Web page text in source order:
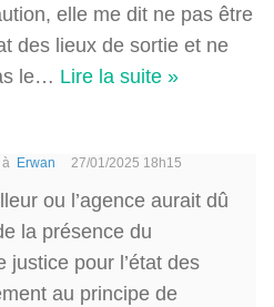
elle me dit ne pas être
des lieux de sortie et ne
le… Lire la suite »
à Erwan 27/01/2025 18h15
ou l’agence aurait dû
la présence du
justice pour l’état des
au principe de